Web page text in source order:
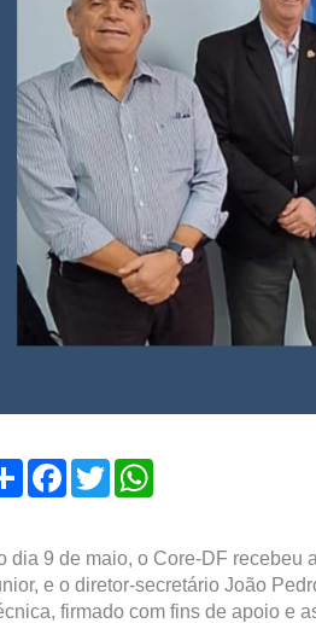
Compartilhar
Facebook
Twitter
dia 9 de maio, o Core-DF recebeu
e o diretor-secretário João
firmado com fins de apoio e